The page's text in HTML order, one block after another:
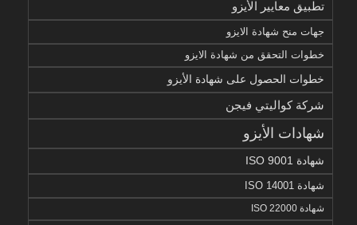
تطبيق معايير الأيزو
جهات منح شهادة الايزو
خطوات التحقق من شهادة الايزو
خطوات الحصول على شهادة الأيزو
شركة كواليتي فيجن
شهادات الأيزو
شهادة ISO 9001
شهادة ISO 14001
شهادة ISO 22000